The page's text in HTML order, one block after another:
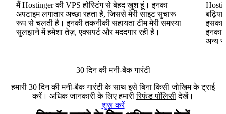
मैं Hostinger की VPS होस्टिंग से बेहद खुश हूं। इनका
अपटाइम लगातार अच्छा रहता है, जिससे मेरी साइट सुचारू
रूप से चलती है। इनकी तकनीकी सहायता टीम मेरी समस्या
सुलझाने में हमेशा तेज़, एक्सपर्ट और मददगार रही है।
इसका
इनका
अन्य
30 दिन की मनी-बैक गारंटी
हमारी 30 दिन की मनी-बैक गारंटी के साथ इसे बिना किसी जोखिम के ट्राई
करें। अधिक जानकारी के लिए हमारीरिफंड पॉलिसीदेखें।
शुरू करें